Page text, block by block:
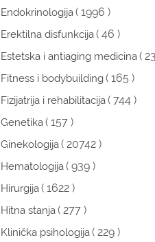
Endokrinologija( 1996 )
Erektilna disfunkcija( 46 )
Estetska i antiaging medicina(
Fitness i bodybuilding( 165 )
Fizijatrija i rehabilitacija( 744 )
Genetika( 157 )
Ginekologija( 20742 )
Hematologija( 939 )
Hirurgija( 1622 )
Hitna stanja( 277 )
Klinička psihologija( 229 )